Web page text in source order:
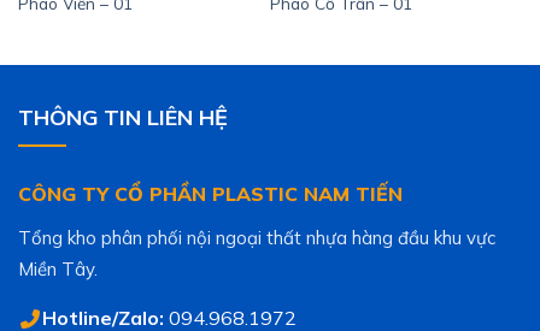
THÔNG TIN LIÊN HỆ
CÔNG TY CỔ PHẦN PLASTIC NAM TIẾN
Tổng kho phân phối nội ngoại thất nhựa hàng đầu khu vực
Miền Tây.
Hotline/Zalo: 094.968.1972